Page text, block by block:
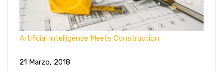
Artificial Intelligence Meets Construction
21 Marzo, 2018